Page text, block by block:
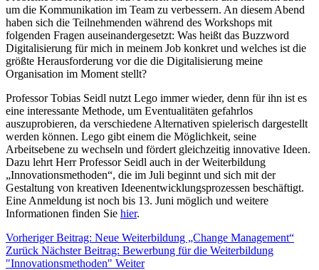
um die Kommunikation im Team zu verbessern. An diesem Abend
haben sich die Teilnehmenden während des Workshops mit
folgenden Fragen auseinandergesetzt: Was heißt das Buzzword
Digitalisierung für mich in meinem Job konkret und welches ist die
größte Herausforderung vor die die Digitalisierung meine
Organisation im Moment stellt?
Professor Tobias Seidl nutzt Lego immer wieder, denn für ihn ist es
eine interessante Methode, um Eventualitäten gefahrlos
auszuprobieren, da verschiedene Alternativen spielerisch dargestellt
werden können. Lego gibt einem die Möglichkeit, seine
Arbeitsebene zu wechseln und fördert gleichzeitig innovative Ideen.
Dazu lehrt Herr Professor Seidl auch in der Weiterbildung
„Innovationsmethoden“, die im Juli beginnt und sich mit der
Gestaltung von kreativen Ideenentwicklungsprozessen beschäftigt.
Eine Anmeldung ist noch bis 13. Juni möglich und weitere
Informationen finden Sie hier.
Vorheriger Beitrag: Neue Weiterbildung „Change Management“
Zurück Nächster Beitrag: Bewerbung für die Weiterbildung
"Innovationsmethoden" Weiter